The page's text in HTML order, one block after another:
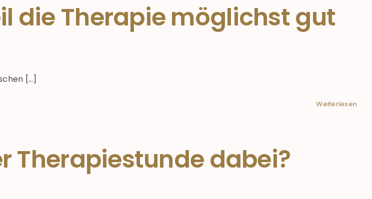
die Therapie möglichst gut
[...]
Weiterlesen
Therapiestunde dabei?